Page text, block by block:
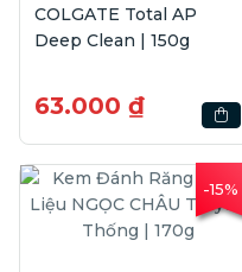
COLGATE Total AP
Deep Clean | 150g
63.000 ₫
-15%